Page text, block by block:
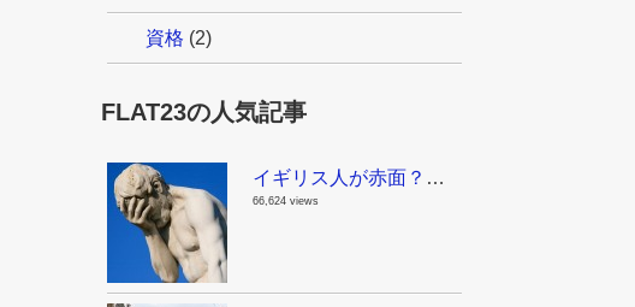
資格 (2)
FLAT23の人気記事
イギリス人が赤面？！これはちょっとマズイんじゃない？日本で見かける面白い英語
66,624 views